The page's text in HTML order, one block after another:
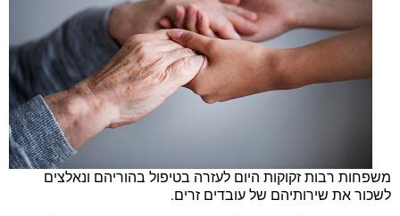
משפחות רבות זקוקות היום לעזרה בטיפול בהוריהם ונאלצים
לשכור את שירותיהם של עובדים זרים.